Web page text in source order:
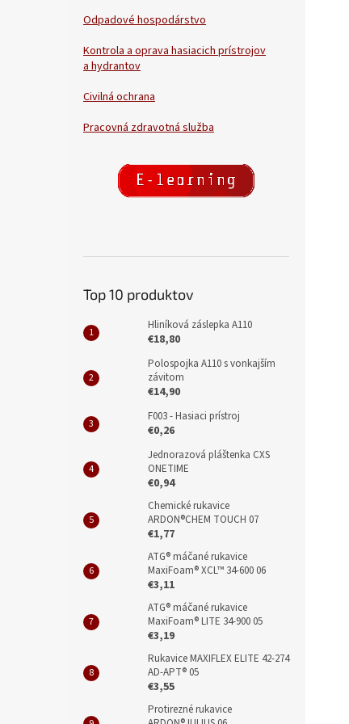
Odpadové hospodárstvo
Kontrola a oprava hasiacich prístrojov
a hydrantov
Civilná ochrana
Pracovná zdravotná služba
Top 10 produktov
Hliníková záslepka A110
€18,80
Polospojka A110 s vonkajším
závitom
€14,90
F003 - Hasiaci prístroj
€0,26
Jednorazová pláštenka CXS
ONETIME
€0,94
Chemické rukavice
ARDON®CHEM TOUCH 07
€1,77
ATG® máčané rukavice
MaxiFoam® XCL™ 34-600 06
€3,11
ATG® máčané rukavice
MaxiFoam® LITE 34-900 05
€3,19
Rukavice MAXIFLEX ELITE 42-274
AD-APT® 05
€3,55
Protirezné rukavice